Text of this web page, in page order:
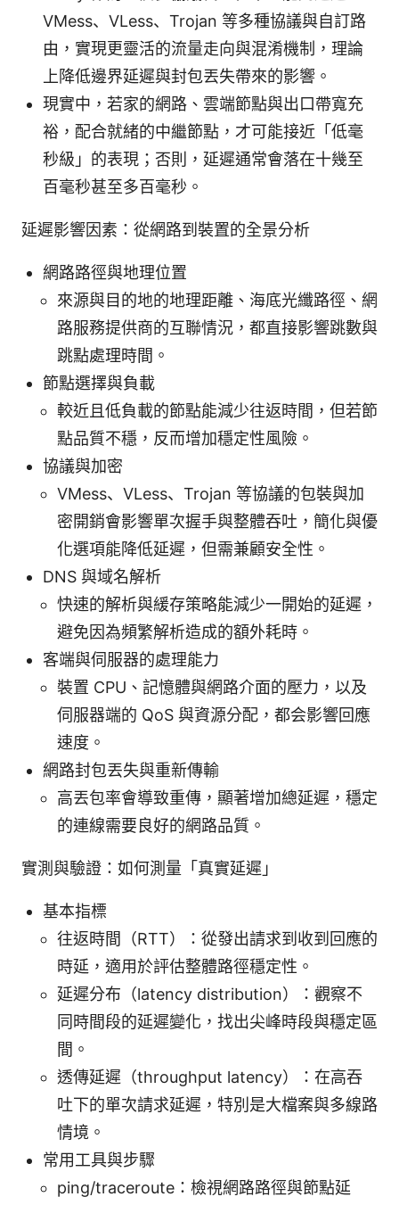
VMess、VLess、Trojan 等多種協議與自訂路
由，實現更靈活的流量走向與混淆機制，理論
上降低邊界延遲與封包丟失帶來的影響。
現實中，若家的網路、雲端節點與出口帶寬充
裕，配合就緒的中繼節點，才可能接近「低毫
秒級」的表現；否則，延遲通常會落在十幾至
百毫秒甚至多百毫秒。
延遲影響因素：從網路到裝置的全景分析
網路路徑與地理位置
來源與目的地的地理距離、海底光纖路徑、網
路服務提供商的互聯情況，都直接影響跳數與
跳點處理時間。
節點選擇與負載
較近且低負載的節點能減少往返時間，但若節
點品質不穩，反而增加穩定性風險。
協議與加密
VMess、VLess、Trojan 等協議的包裝與加
密開銷會影響單次握手與整體吞吐，簡化與優
化選項能降低延遲，但需兼顧安全性。
DNS 與域名解析
快速的解析與緩存策略能減少一開始的延遲，
避免因為頻繁解析造成的額外耗時。
客端與伺服器的處理能力
裝置 CPU、記憶體與網路介面的壓力，以及
伺服器端的 QoS 與資源分配，都会影響回應
速度。
網路封包丟失與重新傳輸
高丟包率會導致重傳，顯著增加總延遲，穩定
的連線需要良好的網路品質。
實測與驗證：如何測量「真實延遲」
基本指標
往返時間（RTT）：從發出請求到收到回應的
時延，適用於評估整體路徑穩定性。
延遲分布（latency distribution）：觀察不
同時間段的延遲變化，找出尖峰時段與穩定區
間。
透傳延遲（throughput latency）：在高吞
吐下的單次請求延遲，特別是大檔案與多線路
情境。
常用工具與步驟
ping/traceroute：檢視網路路徑與節點延